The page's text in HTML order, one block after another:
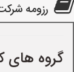
رزومه
گروه